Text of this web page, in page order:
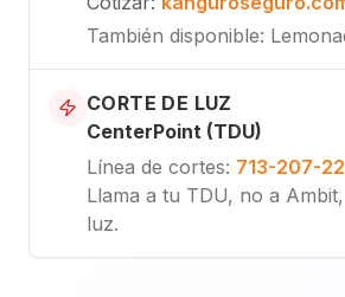
También disponible:
CORTE DE LUZ
CenterPoint (TDU)
Línea de cortes: 713-207-
Llama a tu TDU, no a
luz.